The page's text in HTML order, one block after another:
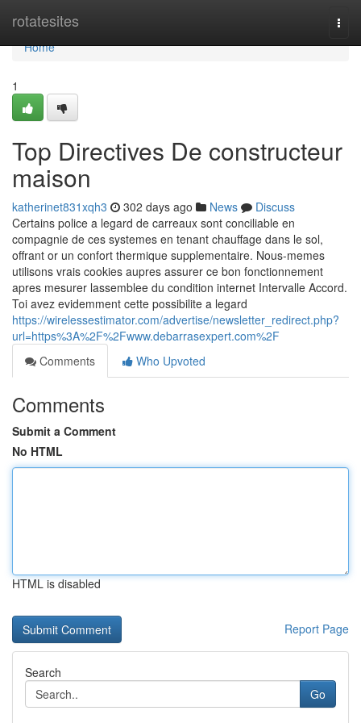
rotatesites
Home
Home
1
Top Directives De constructeur
maison
katherinet831xqh3 302 days ago News
Discuss
Certains police a legard de carreaux sont conciliable en
compagnie de ces systemes en tenant chauffage dans le sol,
offrant or un confort thermique supplementaire. Nous-memes
utilisons vrais cookies aupres assurer ce bon fonctionnement
apres mesurer lassemblee du condition internet Intervalle Accord.
Toi avez evidemment cette possibilite a legard
https://wirelessestimator.com/advertise/newsletter_redirect.php?
url=https%3A%2F%2Fwww.debarrasexpert.com%2F
Comments
Who Upvoted
Comments
Submit a Comment
No HTML
HTML is disabled
Report Page
Search
Go